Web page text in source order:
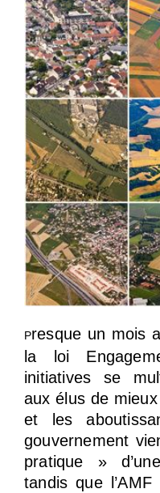
Presque un mois
la loi
initiatives se
aux élus de
et les
gouvernement
pratique »
tandis que